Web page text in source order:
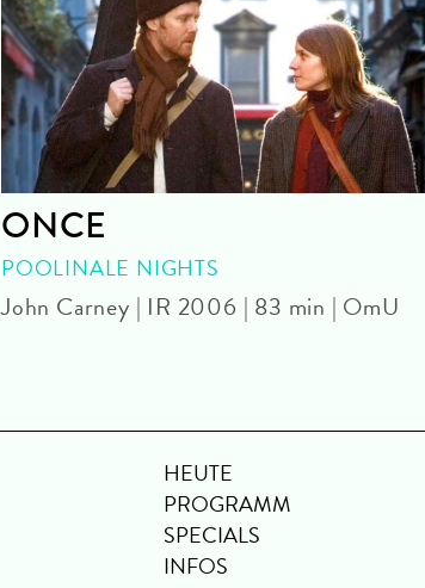
ONCE
POOLINALE NIGHTS
John Carney | IR 2006 | 83 min | OmU
HEUTE
PROGRAMM
SPECIALS
INFOS